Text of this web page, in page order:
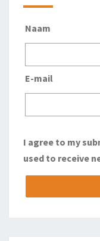
Naam
E-mail
I agree to my
used to receive